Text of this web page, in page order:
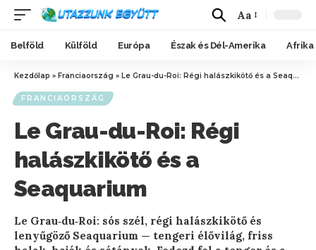
Aa
Belföld Külföld Európa Észak és Dél-Amerika Afrika
Kezdőlap » Franciaország » Le Grau-du-Roi: Régi halászkikötő és a Seaquarium
FRANCIAORSZÁG
Le Grau-du-Roi: Régi
halászkikötő és a
Seaquarium
Le Grau‑du‑Roi: sós szél, régi halászkikötő és
lenyűgöző Seaquarium — tengeri élővilág, friss